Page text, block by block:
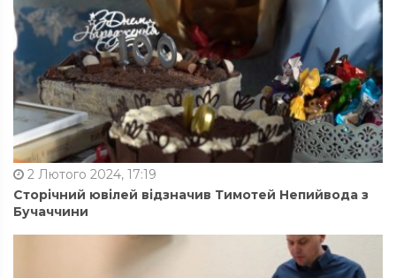
2 Лютого 2024, 17:19
Сторічний ювілей відзначив Тимотей Непийвода з
Бучаччини